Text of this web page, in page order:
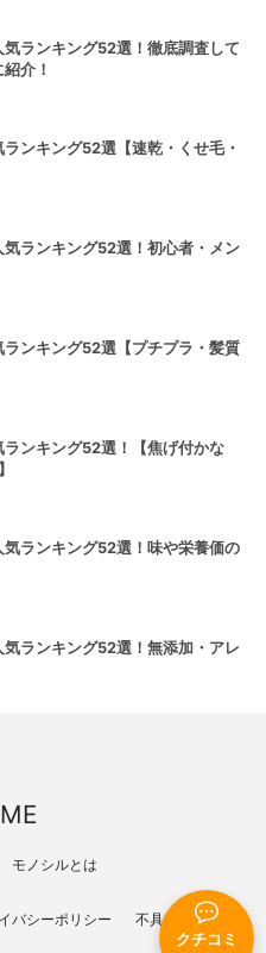
クチコミ
ランキング52選！徹底調査して
介！
ンキング52選【速乾・くせ毛・
ランキング52選！初心者・メン
ンキング52選【プチプラ・髪質
ンキング52選！【焦げ付かな
ランキング52選！味や栄養価の
気ランキング52選！無添加・アレ
モノシルとは
バシーポリシー 不具合報告